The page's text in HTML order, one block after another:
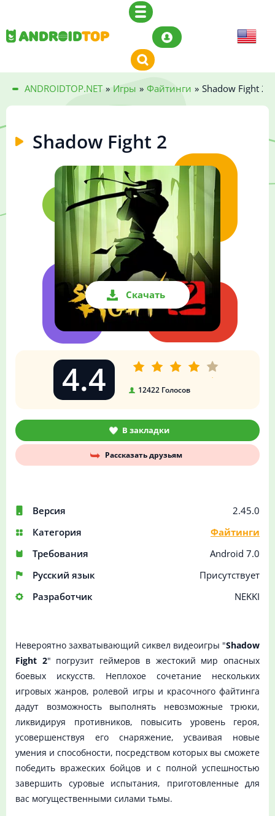
ANDROIDTOP.NET » Игры » Файтинги » Shadow Fight 2
Shadow Fight 2
Скачать
Версия
2.45.0
Категория
Файтинги
Требования
Android 7.0
Русский язык
Присутствует
Разработчик
NEKKI
4.4 12422Голосов
В закладки
Рассказать друзьям
Невероятно захватывающий сиквел видеоигры "Shadow
Fight 2" погрузит геймеров в жестокий мир опасных
боевых искусств. Неплохое сочетание нескольких
игровых жанров, ролевой игры и красочного файтинга
дадут возможность выполнять невозможные трюки,
ликвидируя противников, повысить уровень героя,
усовершенствуя его снаряжение, усваивая новые
умения и способности, посредством которых вы сможете
победить вражеских бойцов и с полной успешностью
завершить суровые испытания, приготовленные для
вас могущественными силами тьмы.